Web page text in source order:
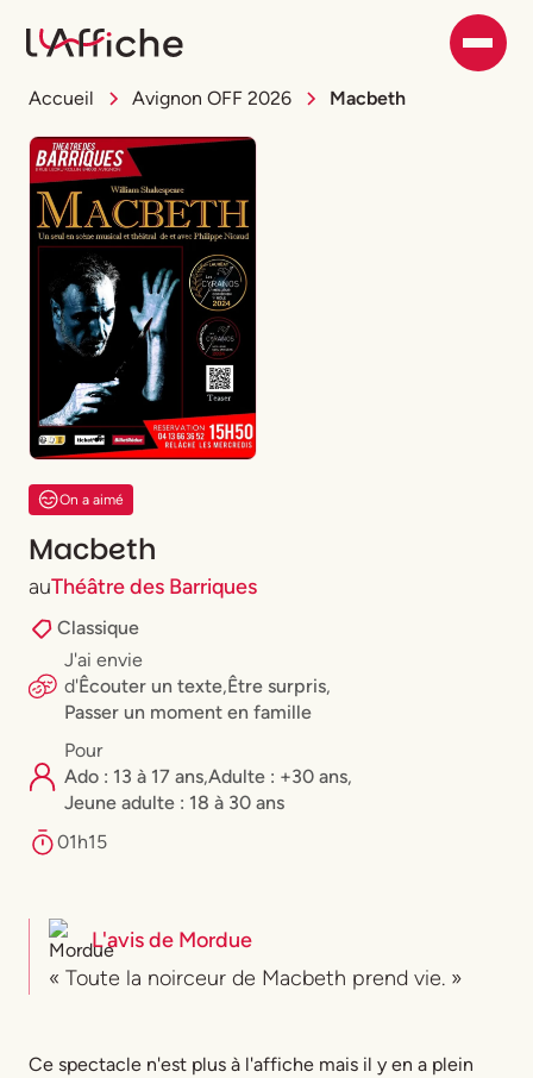
Accueil Avignon OFF 2026 Macbeth
On a aimé
Macbeth
auThéâtre des Barriques
Classique
J'ai envie
d'Êcouter un texte,Être surpris,
Passer un moment en famille
Pour
Ado : 13 à 17 ans,Adulte : +30 ans,
⁠Jeune adulte : 18 à 30 ans
01h15
L'avis de Mordue
« Toute la noirceur de Macbeth prend vie. »
Ce spectacle n'est plus à l'affiche mais il y en a plein